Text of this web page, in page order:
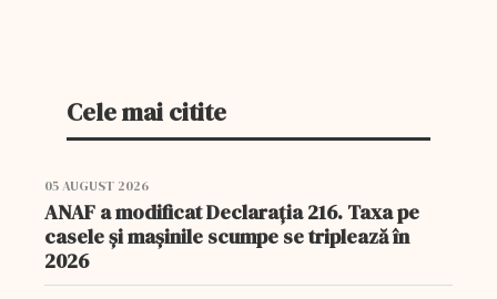
Cele mai citite
05 AUGUST 2026
ANAF a modificat Declarația 216. Taxa pe
casele și mașinile scumpe se triplează în
2026